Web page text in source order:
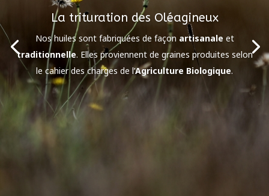
La trituration des Oléagineux
Nos huiles sont fabriquées de façon artisanale et
traditionnelle. Elles proviennent de graines produites selon
le cahier des charges de l’Agriculture Biologique.